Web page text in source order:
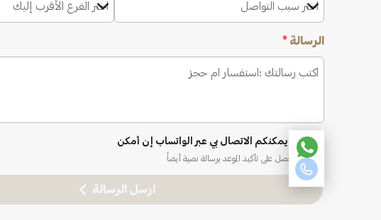
اختر سبب التواصل اختر الفرع الأقرب إليك
الرسالة *
نعم، يمكنكم الاتصال بي عبر الواتساب إن أمكن
ستحصل على تأكيد الموعد برسالة نصية أيضاً
ارسل الرسالة